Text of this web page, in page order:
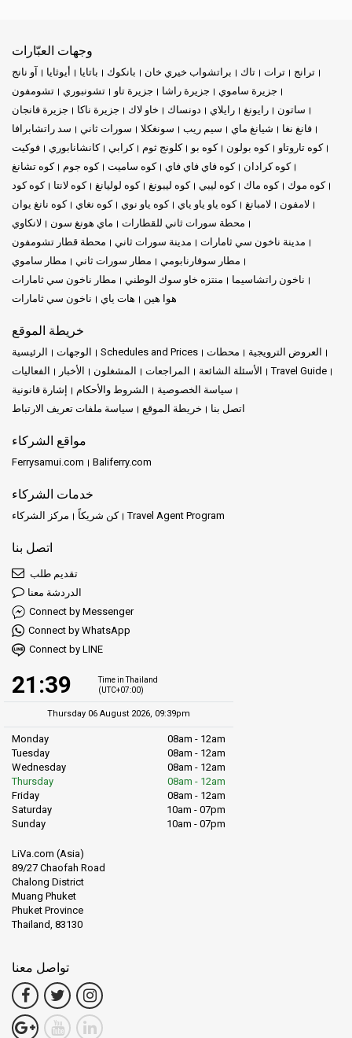
وجهات العبّارات
آو نانج أيوثايا باتايا بانكوك براتشواب خيري خان تاك ترات
ترانج
تشومفون
تشونبوري جزيرة تاو جزيرة راشا
جزيرة ساموي
جزيرة فانجان
جزيرة ناكا خاو لاك دونساك رايلاي رايونغ
ساتون
سد راتشابرافا
سورات ثاني سونغكلا سيم ريب شيانغ ماي
فانغ نغا
فوكيت
كانشانابوري كرابي كلونج ثوم كوه بو كوه بولون
كوه تاروتاو
كوه تشانغ
كوه جوم كوه ساميت كوه فاي فاي فاي
كوه كرادان
كوه كود
كوه لانتا كوه لوليانغ كوه ليبونغ كوه ليبي كوه ماك
كوه موك
كوه نانغ يوان
كوه نغاي كوه ياو نوي كوه ياو ياو ياي لامبانغ
لامفون
لانكاوي
ماي هونغ سون
محطة سورات ثاني للقطارات
محطة قطار تشومفون
مدينة سورات ثاني
مدينة ناخون سي ثامارات
مطار ساموي
مطار سورات ثاني
مطار سوفارنابومي
مطار ناخون سي ثامارات
منتزه خاو سوك الوطني
ناخون راتشاسيما
ناخون سي ثامارات
هات ياي هوا هين
خريطة الموقع
الرئيسية الوجهات Schedules and Prices محطات
العروض الترويجية
الفعاليات
الأخبار المشغلون المراجعات الأسئلة الشائعة
Travel Guide
إشارة قانونية
الشروط والأحكام
سياسة الخصوصية
سياسة ملفات تعريف الارتباط
خريطة الموقع اتصل بنا
مواقع الشركاء
Ferrysamui.com Baliferry.com
خدمات الشركاء
مركز الشركاء كن شريكاً Travel Agent Program
اتصل بنا
تقديم طلب
الدردشة معنا
Connect by Messenger
Connect by WhatsApp
Connect by LINE
21:39
Time in Thailand
(UTC+07:00)
Thursday 06 August 2026, 09:39pm
Monday
08am - 12am
Tuesday
08am - 12am
Wednesday
08am - 12am
Thursday
08am - 12am
Friday
08am - 12am
Saturday
10am - 07pm
Sunday
10am - 07pm
LiVa.com (Asia)
89/27 Chaofah Road
Chalong District
Muang Phuket
Phuket Province
Thailand, 83130
تواصل معنا